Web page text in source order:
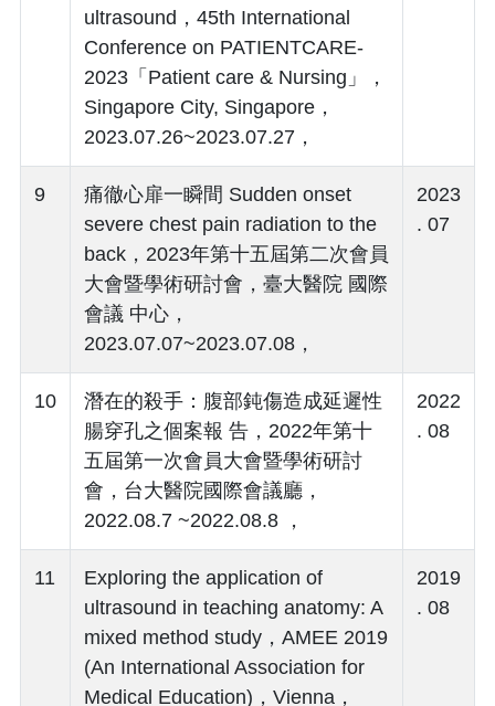
ultrasound，45th International
Conference on PATIENTCARE-
2023「Patient care & Nursing」，
Singapore City, Singapore，
2023.07.26~2023.07.27，
9
痛徹心扉一瞬間 Sudden onset
severe chest pain radiation to the
back，2023年第十五屆第二次會員
大會暨學術研討會，臺大醫院 國際
會議 中心，
2023.07.07~2023.07.08，
2023
. 07
10
潛在的殺手：腹部鈍傷造成延遲性
腸穿孔之個案報 告，2022年第十
五屆第一次會員大會暨學術研討
會，台大醫院國際會議廳，
2022.08.7 ~2022.08.8 ，
2022
. 08
11
Exploring the application of
ultrasound in teaching anatomy: A
mixed method study，AMEE 2019
(An International Association for
Medical Education)，Vienna，
2019
. 08